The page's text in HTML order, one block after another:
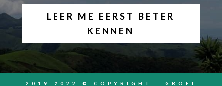
LEER ME EERST BETER
KENNEN
2019-2022 © COPYRIGHT - GROEI